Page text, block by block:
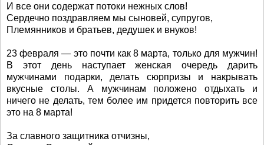
И все они содержат потоки нежных слов!
Сердечно поздравляем мы сыновей, супругов,
Племянников и братьев, дедушек и внуков!
23 февраля — это почти как 8 марта, только для мужчин!
В этот день наступает женская очередь дарить
мужчинами подарки, делать сюрпризы и накрывать
вкусные столы. А мужчинам положено отдыхать и
ничего не делать, тем более им придется повторить все
это на 8 марта!
За славного защитника отчизны,